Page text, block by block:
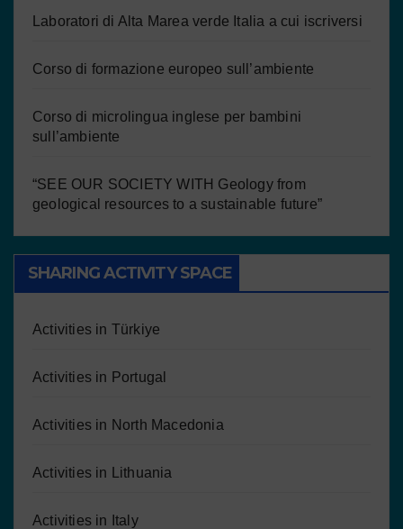
Laboratori di Alta Marea verde Italia a cui iscriversi
Corso di formazione europeo sull’ambiente
Corso di microlingua inglese per bambini
sull’ambiente
“SEE OUR SOCIETY WITH Geology from
geological resources to a sustainable future”
SHARING ACTIVITY SPACE
Activities in Türkiye
Activities in Portugal
Activities in North Macedonia
Activities in Lithuania
Activities in Italy